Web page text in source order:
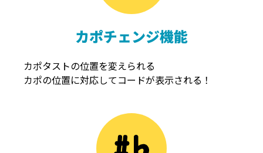
カポチェンジ機能
カポタストの位置を変えられる
カポの位置に対応してコードが表示される！